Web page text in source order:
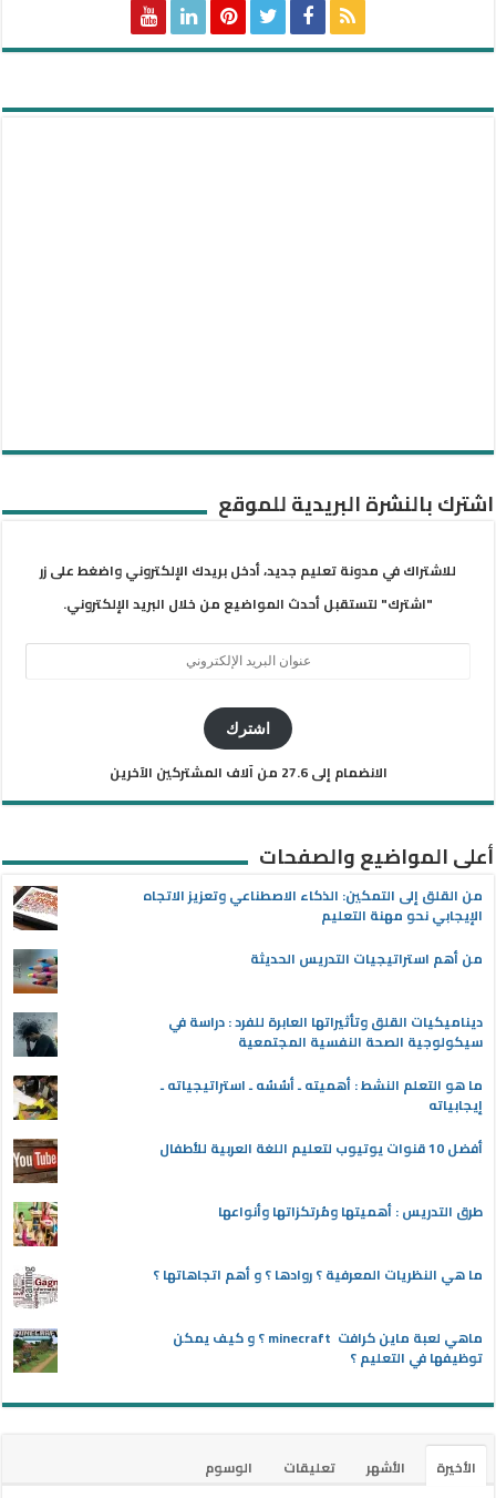
اشترك بالنشرة البريدية للموقع
للاشتراك في مدونة تعليم جديد، أدخل بريدك الإلكتروني واضغط على زر
"اشترك" لتستقبل أحدث المواضيع من خلال البريد الإلكتروني.
اشترك
الانضمام إلى 27.6 من آلاف المشتركين الآخرين
أعلى المواضيع والصفحات
من القلق إلى التمكين: الذكاء الاصطناعي وتعزيز الاتجاه
الإيجابي نحو مهنة التعليم
من أهم استراتيجيات التدريس الحديثة
ديناميكيات القلق وتأثيراتها العابرة للفرد : دراسة في
سيكولوجية الصحة النفسية المجتمعية
ما هو التعلم النشط : أهميته ـ أسُسُه ـ استراتيجياته ـ
إيجابياته
أفضل 10 قنوات يوتيوب لتعليم اللغة العربية للأطفال
طرق التدريس : أهميتها ومُرتكزاتها وأنواعها
ما هي النظريات المعرفية ؟ روادها ؟ و أهم اتجاهاتها ؟
ماهي لعبة ماين كرافت minecraft ؟ و كيف يمكن
توظيفها في التعليم ؟
الأخيرة الأشهر تعليقات
الوسوم